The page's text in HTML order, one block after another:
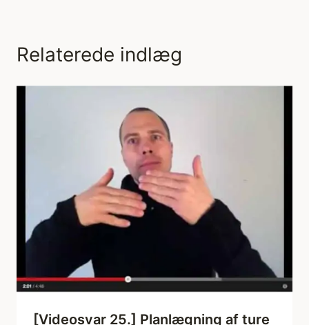
Relaterede indlæg
[Videosvar 25.] Planlægning af ture